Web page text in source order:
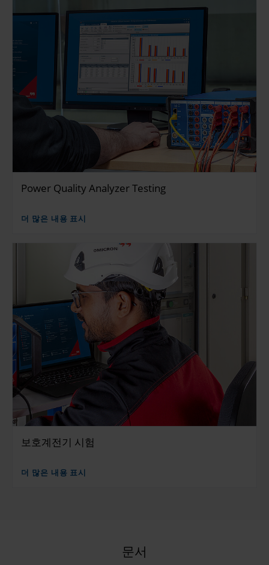
Power Quality Analyzer Testing
더 많은 내용 표시
보호계전기 시험
더 많은 내용 표시
문서